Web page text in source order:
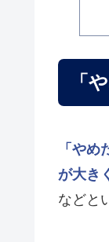
「
「やめ
が大き
などと